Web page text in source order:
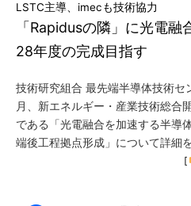
「Rapidusの隣」に光電融
28年度の完成目指す
LSTC主導、imecも技術協力
技術研究組合 最先端半導体技術
月、新エネルギー・産業技術総合
である「光電融合を加速する半導
端後工程拠点形成」について詳細
[